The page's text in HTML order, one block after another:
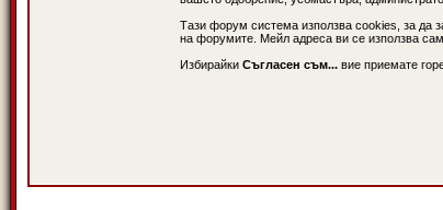
Тази форум система използва cookies, за да
на форумите. Мейл адреса ви се използва
Избирайки Съгласен съм...вие приемате